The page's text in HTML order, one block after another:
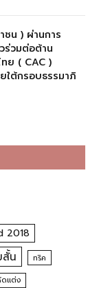
ชน ) ผ่านการ
ร่วมต่อต้าน
ย ( CAC )
ใต้กรอบธรรมาภิ
2018
สั้น ทริค
ดแต่ง